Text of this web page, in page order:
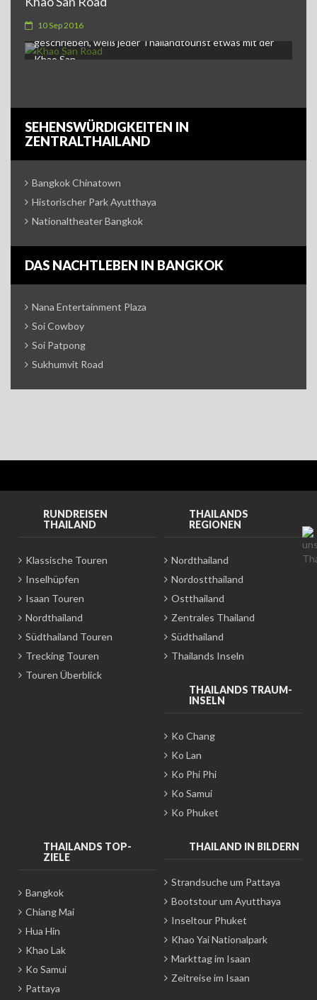
10 Sep 2016
Khao San Road in BangkokWie auch immer
geschrieben, weiß jeder Thailandtourist etwas mit der
Khao San…
SEHENSWÜRDIGKEITEN IN
ZENTRALTHAILAND
Bangkok Chinatown
Historischer Park Ayutthaya
Nationaltheater Bangkok
DAS NACHTLEBEN IN BANGKOK
Nana Entertainment Plaza
Soi Cowboy
Soi Patpong
Sukhumvit Road
RUNDREISEN
THAILAND
Klassische Touren
Inselhüpfen
Isaan Touren
Nordthailand
Südthailand Touren
Trecking Touren
Touren Überblick
THAILANDS
REGIONEN
Nordthailand
Nordostthailand
Ostthailand
Zentrales Thailand
Südthailand
Thailands Inseln
THAILANDS TRAUM-
INSELN
Ko Chang
Ko Lan
Ko Phi Phi
Ko Samui
Ko Phuket
THAILANDS TOP-
ZIELE
Bangkok
Chiang Mai
Hua Hin
Khao Lak
Ko Samui
Pattaya
THAILAND IN BILDERN
Strandsuche um Pattaya
Bootstour um Ayutthaya
Inseltour Phuket
Khao Yai Nationalpark
Markttag im Isaan
Zeitreise im Isaan